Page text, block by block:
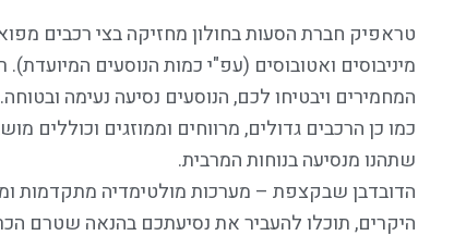
טראפיק חברת הסעות בחולון מחזיקה בצי רכבים
מיניבוסים ואטובוסים (עפ"י כמות הנוסעים
המחמירים ויבטיחו לכם, הנוסעים נסיעה נעימה ובטוחה.
כמו כן הרכבים גדולים, מרווחים וממוזגים וכוללים
שתהנו מנסיעה בנוחות המרבית.
הדובדבן שבקצפת – מערכות מולטימדיה מתקדמות
היקרים, תוכלו להעביר את נסיעתכם בהנאה שטרם